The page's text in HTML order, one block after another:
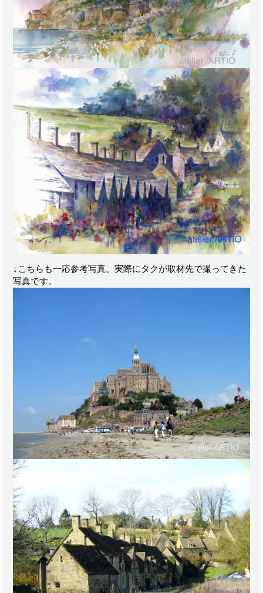
↓こちらも一応参考写真。実際にタクが取材先で撮ってきた
写真です。